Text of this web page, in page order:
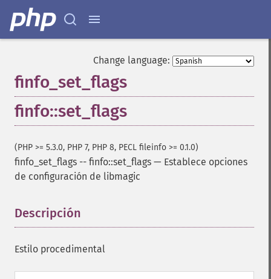
Change language:
finfo_set_flags
finfo::set_flags
(PHP >= 5.3.0, PHP 7, PHP 8, PECL fileinfo >= 0.1.0)
finfo_set_flags -- finfo::set_flags — Establece opciones
de configuración de libmagic
Descripción
Estilo procedimental